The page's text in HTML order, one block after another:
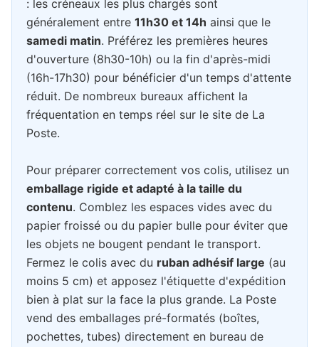
: les créneaux les plus chargés sont
généralement entre 11h30 et 14h ainsi que le
samedi matin. Préférez les premières heures
d'ouverture (8h30-10h) ou la fin d'après-midi
(16h-17h30) pour bénéficier d'un temps d'attente
réduit. De nombreux bureaux affichent la
fréquentation en temps réel sur le site de La
Poste.
Pour préparer correctement vos colis, utilisez un
emballage rigide et adapté à la taille du
contenu. Comblez les espaces vides avec du
papier froissé ou du papier bulle pour éviter que
les objets ne bougent pendant le transport.
Fermez le colis avec du ruban adhésif large (au
moins 5 cm) et apposez l'étiquette d'expédition
bien à plat sur la face la plus grande. La Poste
vend des emballages pré-formatés (boîtes,
pochettes, tubes) directement en bureau de